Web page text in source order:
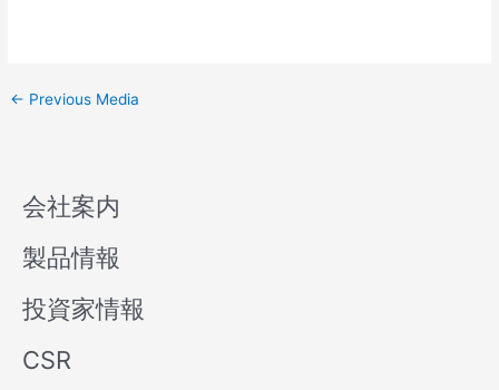
← Previous Media
会社案内
製品情報
投資家情報
CSR